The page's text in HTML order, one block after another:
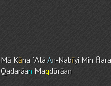
Mā Kāna `AláAn-Nabīyi Min
Qadarāan Maqdūrāan